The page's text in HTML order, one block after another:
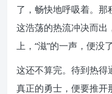
了，畅快地呼吸着。那
这浩荡的热流冲决而出
上，“滋”的一声，便没
这还不算完。待到热得
真正的勇士，便要推开